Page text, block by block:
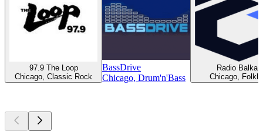
97.9 The Loop
Chicago, Classic Rock
BassDrive
Chicago, Drum'n'Bass
Radio Balkan
Chicago,